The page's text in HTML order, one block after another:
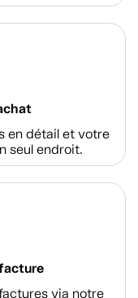
en détail et votre
seul endroit.
via notre